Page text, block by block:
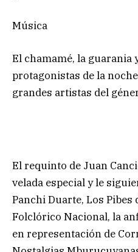
Música
El chamamé, la guarania
protagonistas de la
grandes artistas del
El requinto de Juan
velada especial y le
Panchi Duarte, Los Pibes
Folclórico Nacional, la
en representación de